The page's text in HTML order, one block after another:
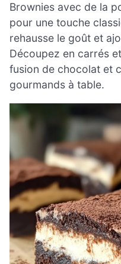
Brownies avec de la
pour une touche
rehausse le goût et
Découpez en carrés
fusion de chocolat et
gourmands à table.